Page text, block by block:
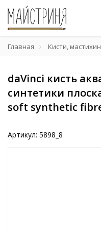
Главная Кисти,
daVinci кисть
синтетики
soft synthetic
Артикул: 5898_8